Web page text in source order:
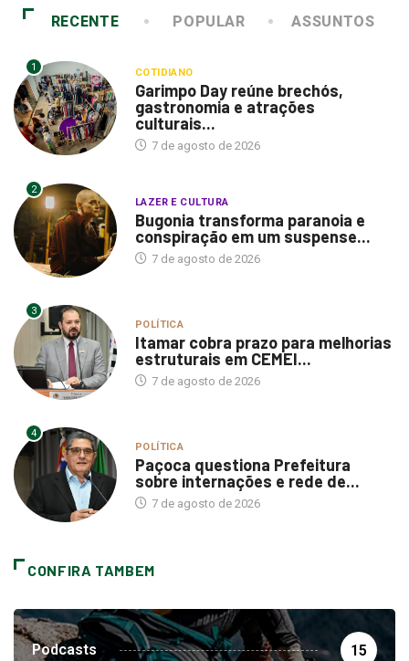
RECENTE POPULAR ASSUNTOS
1 COTIDIANO
Garimpo Day reúne brechós,
gastronomia e atrações
culturais...
7 de agosto de 2026
2
LAZER E CULTURA
Bugonia transforma paranoia e
conspiração em um suspense...
7 de agosto de 2026
3
POLÍTICA
Itamar cobra prazo para melhorias
estruturais em CEMEI...
7 de agosto de 2026
4
POLÍTICA
Paçoca questiona Prefeitura
sobre internações e rede de...
7 de agosto de 2026
CONFIRA TAMBEM
Podcasts 15